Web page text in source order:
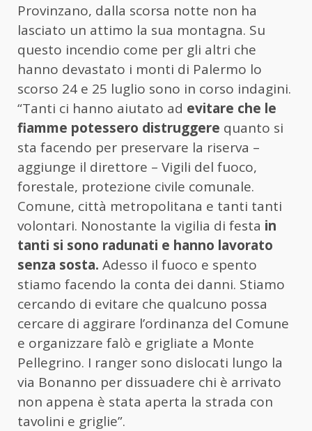
Provinzano, dalla scorsa notte non ha
lasciato un attimo la sua montagna. Su
questo incendio come per gli altri che
hanno devastato i monti di Palermo lo
scorso 24 e 25 luglio sono in corso indagini.
“Tanti ci hanno aiutato ad evitare che le
fiamme potessero distruggere quanto si
sta facendo per preservare la riserva –
aggiunge il direttore – Vigili del fuoco,
forestale, protezione civile comunale.
Comune, città metropolitana e tanti tanti
volontari. Nonostante la vigilia di festa in
tanti si sono radunati e hanno lavorato
senza sosta. Adesso il fuoco e spento
stiamo facendo la conta dei danni. Stiamo
cercando di evitare che qualcuno possa
cercare di aggirare l’ordinanza del Comune
e organizzare falò e grigliate a Monte
Pellegrino. I ranger sono dislocati lungo la
via Bonanno per dissuadere chi è arrivato
non appena è stata aperta la strada con
tavolini e griglie”.